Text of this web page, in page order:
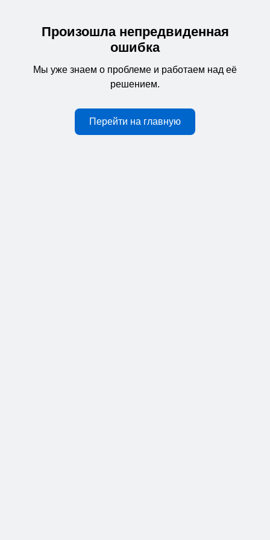
Произошла непредвиденная
ошибка
Мы уже знаем о проблеме и работаем над её
решением.
Перейти на главную